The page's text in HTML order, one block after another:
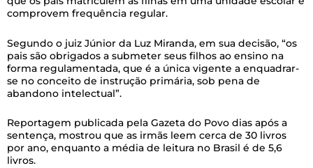
comprovem frequência regular.
Segundo o juiz Júnior da Luz Miranda, em sua decisão, “os
pais são obrigados a submeter seus filhos ao ensino na
forma regulamentada, que é a única vigente a enquadrar-
se no conceito de instrução primária, sob pena de
abandono intelectual”.
Reportagem publicada pela Gazeta do Povo dias após a
sentença, mostrou que as irmãs leem cerca de 30 livros
por ano, enquanto a média de leitura no Brasil é de 5,6
livros.